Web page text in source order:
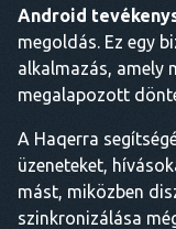
Android
megoldás. Ez egy
alkalmazás, amely
megalapozott
A Haqerra
üzeneteket,
mást, miközben
szinkronizálása